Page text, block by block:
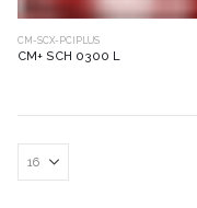
CM-SCX-PCIPLUS
CM+ SCH 0300 L